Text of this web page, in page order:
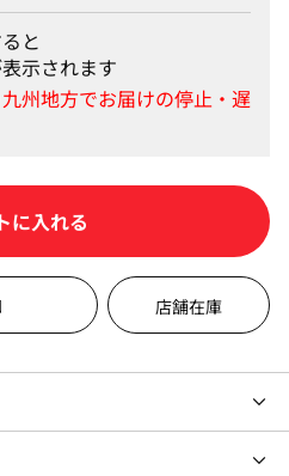
と
示されます
に入れる
店舗在庫